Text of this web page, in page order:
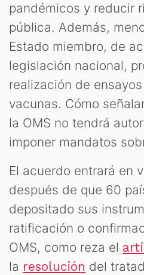
pandémicos y reducir
pública. Además,
Estado miembro, de
legislación nacional,
realización de
vacunas. Cómo
la OMS no tendrá
imponer mandatos
El acuerdo entrará en
después de que 60
depositado sus
ratificación o
OMS, como reza el
la resolución del